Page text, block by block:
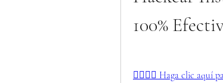
100%
👉🏻👉🏻 Haga clic aquí